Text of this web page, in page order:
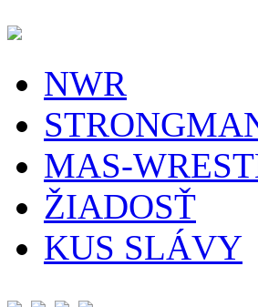
NWR
MAS-
ŽIADOSŤ
KUS SLÁVY